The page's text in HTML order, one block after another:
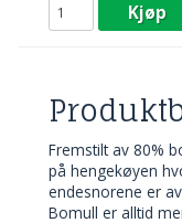
Kjøp
Fremstilt av 80%
på hengekøyen
endesnorene er
Bomull er alltid